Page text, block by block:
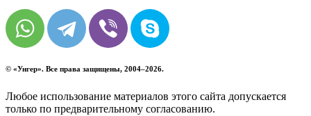
© «Унгер». Все права защищены, 2004–2026.
Любое использование материалов этого сайта допускается
только по предварительному согласованию.